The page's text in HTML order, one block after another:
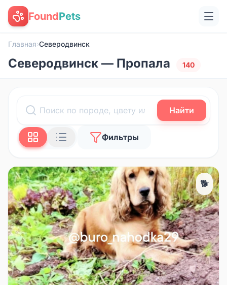
FoundPets
Главная›Северодвинск
Северодвинск — Пропала 140
Найти
Фильтры
🐕